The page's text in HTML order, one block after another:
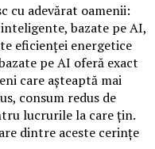
cu adevărat oamenii:
bazate pe AI,
eficienței energetice
pe AI oferă exact
care așteaptă mai
consum redus de
lucrurile la care țin.
dintre aceste cerințe